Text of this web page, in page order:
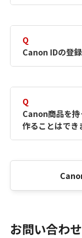
択したサ
簡単に作成
Canon IDの
Q
Canon IDの登
Q
Canon商品を
作ることはでき
お問い合わせ